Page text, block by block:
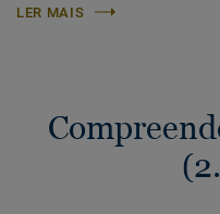
LER MAIS